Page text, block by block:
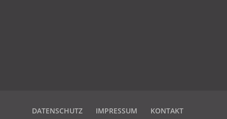
DATENSCHUTZ IMPRESSUM KONTAKT